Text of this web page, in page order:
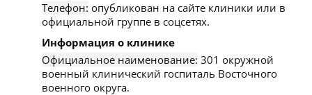
Телефон: опубликован на сайте клиники или в
официальной группе в соцсетях.
Информация о клинике
Официальное наименование: 301 окружной
военный клинический госпиталь Восточного
военного округа.